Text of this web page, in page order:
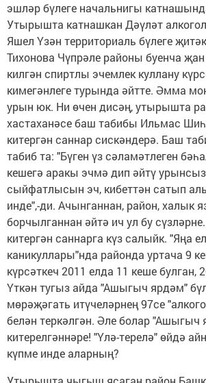
эшләр бүлеге начальнигы
Утырышта катнашкан Дәүләт
Яшел Үзән территориаль бүлеге
Тихонова Чүпрәле районы буенча
килгән спиртлы эчемлек куллану
кимегәнлеге турында әйтте. Әмма
урын юк. Ни өчен дисәң, утырышта
хастаханәсе баш табибы Ильмас
китергән саннар сискәндерә. Баш
табиб та: "Бүген үз сәламәтлеген
кешегә аракы эчмә дип әйтү
сыйфатлысын эч, кибеттән сатып
инде",-ди. Ачынганнан, район, халык
борчылганнан әйтә ич ул бу
китергән саннарга күз салыйк. "Яңа ел
каникуллары"нда районда уртача 9
күрсәткеч 2011 елда 11 кеше булган,
Үткән тугыз айда "Ашыгыч ярдәм"
мөрәҗәгать итүчеләрнең 97се
белән теркәлгән. Әле болар "Ашыгыч
китерелгәннәре! "Үлә-терелә" өйдә
күпме инде аларның?